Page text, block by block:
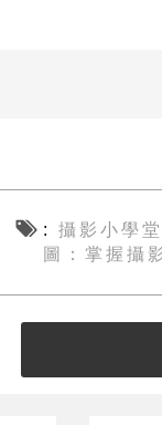
攝影小學堂
圖：掌握攝